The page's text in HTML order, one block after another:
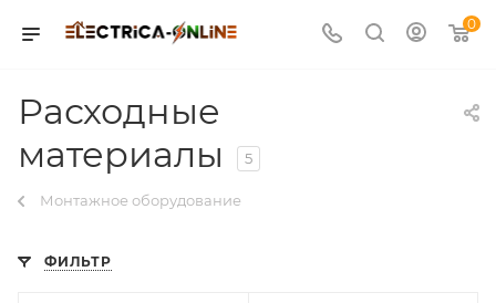
0
Расходные
материалы
5
Монтажное оборудование
ФИЛЬТР